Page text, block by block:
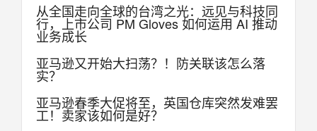
从全国走向全球的台湾之光：远见与科技同
行，上市公司 PM Gloves 如何运用 AI 推动
业务成长
亚马逊又开始大扫荡？！防关联该怎么落
实？
亚马逊春季大促将至，英国仓库突然发难罢
工！卖家该如何是好？